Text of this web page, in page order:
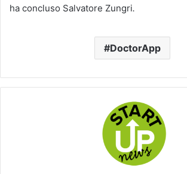
ha concluso Salvatore Zungri.
DoctorApp